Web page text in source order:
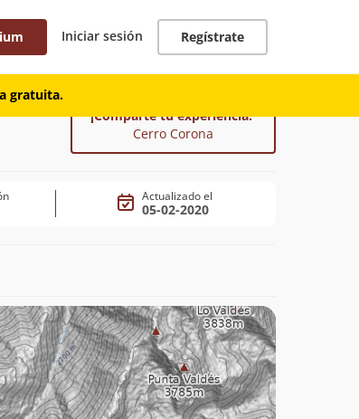
Iniciar sesión Regístrate
gratuita.
¡Comparte tu experiencia!
Cerro Corona
Actualizado el
05-02-2020